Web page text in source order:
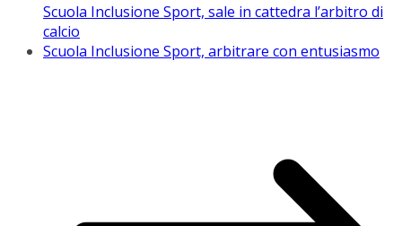
Scuola Inclusione Sport, sale in cattedra l’arbitro di
calcio
Scuola Inclusione Sport, arbitrare con entusiasmo